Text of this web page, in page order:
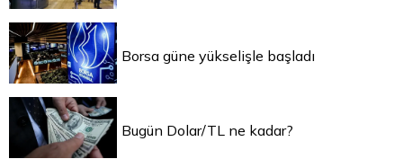
Borsa güne yükselişle başladı
Bugün Dolar/TL ne kadar?